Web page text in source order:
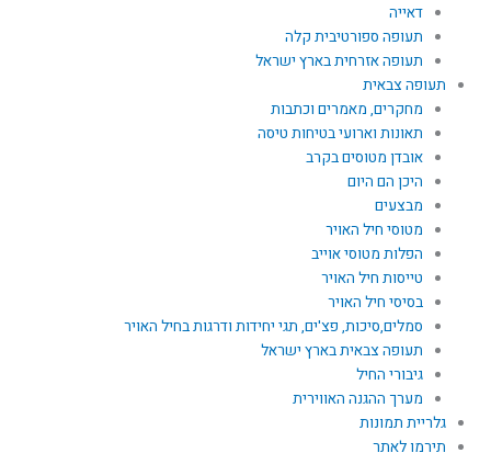
דאייה
תעופה ספורטיבית קלה
תעופה אזרחית בארץ ישראל
תעופה צבאית
מחקרים, מאמרים וכתבות
תאונות וארועי בטיחות טיסה
אובדן מטוסים בקרב
היכן הם היום
מבצעים
מטוסי חיל האויר
הפלות מטוסי אוייב
טייסות חיל האויר
בסיסי חיל האויר
סמלים,סיכות, פצ'ים, תגי יחידות ודרגות בחיל האויר
תעופה צבאית בארץ ישראל
גיבורי החיל
מערך ההגנה האווירית
גלריית תמונות
תירמו לאתר